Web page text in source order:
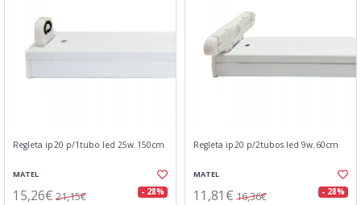
Regleta ip20 p/1tubo led 25w.150cm
MATEL
15,26€ 21,15€ - 28%
Regleta ip20 p/2tubos led 9w.60cm
MATEL
11,81€ 16,36€ - 28%